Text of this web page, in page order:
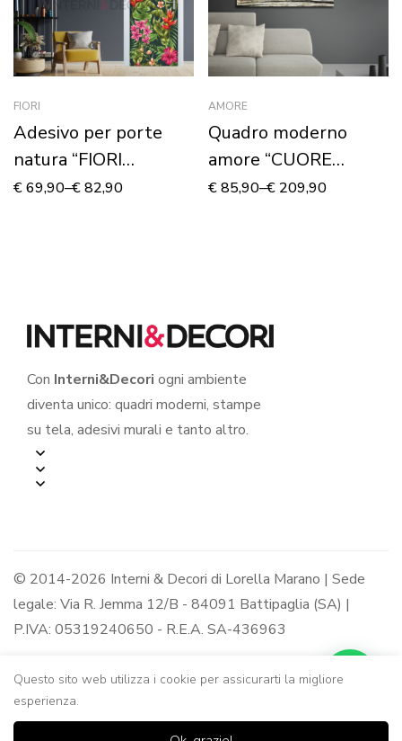
FIORI
Adesivo per porte
natura “FIORI
TROPICALI”
€69,90–€82,90
AMORE
Quadro moderno
amore “CUORE
ROSSO DI SAN
€85,90–€ 209,90
Con Interni&Decori ogni ambiente
diventa unico: quadri moderni, stampe
su tela, adesivi murali e tanto altro.
© 2014-2026 Interni & Decori di Lorella Marano | Sede
legale: Via R. Jemma 12/B - 84091 Battipaglia (SA) |
P.IVA: 05319240650 - R.E.A. SA-436963
Questo sito web utilizza i cookie per assicurarti la migliore
esperienza.
0